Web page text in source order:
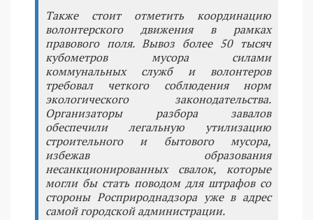
Также стоит отметить координацию
волонтерского движения в рамках
правового поля. Вывоз более 50 тысяч
кубометров мусора силами
коммунальных служб и волонтеров
требовал четкого соблюдения норм
экологического законодательства.
Организаторы разбора завалов
обеспечили легальную утилизацию
строительного и бытового мусора,
избежав образования
несанкционированных свалок, которые
могли бы стать поводом для штрафов со
стороны Росприроднадзора уже в адрес
самой городской администрации.